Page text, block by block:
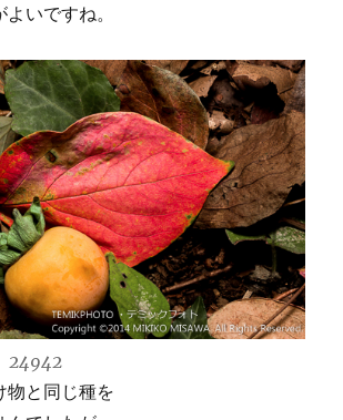
いですね。
24942
物と同じ種を